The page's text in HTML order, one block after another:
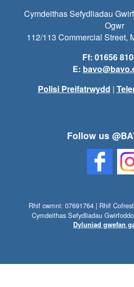
Cymdeithas Sefydliadau
Ogwr
112/113 Commercial Street,
Ff: 01656
E:
Polisi Preifatrwydd |
Follow us
Rhif cwmni: 07691764 | Rhif
Cymdeithas Sefydliadau
Dyluniad gwefan